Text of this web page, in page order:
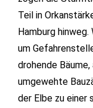
Teil in
Hamburg
um
drohende
umgewehte
der Elbe zu einer